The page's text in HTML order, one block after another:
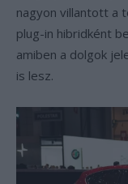
nagyon villantott a
plug-in hibridként
amiben a dolgok
is lesz.